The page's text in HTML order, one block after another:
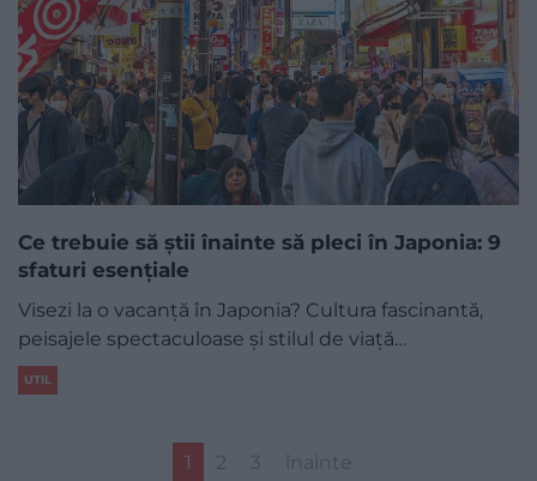
Ce trebuie să știi înainte să pleci în Japonia: 9
sfaturi esențiale
Visezi la o vacanță în Japonia? Cultura fascinantă,
peisajele spectaculoase și stilul de viață…
UTIL
1 2 3 înainte